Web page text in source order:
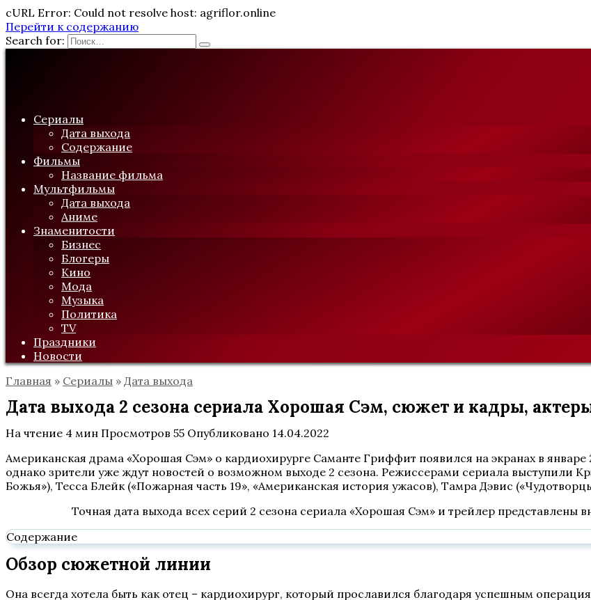
cURL Error: Could not resolve host: agriflor.online
Перейти к содержанию
Search for:
Сериалы
Дата выхода
Содержание
Фильмы
Название фильма
Мультфильмы
Дата выхода
Аниме
Знаменитости
Бизнес
Блогеры
Кино
Мода
Музыка
Политика
TV
Праздники
Новости
Главная » Сериалы » Дата выхода
Дата выхода 2 сезона сериала Хорошая Сэм, сюжет и кадры,
На чтение 4 мин Просмотров 55 Опубликовано 14.04.2022
Американская драма «Хорошая Сэм» о кардиохирурге Саманте Гриффит появился на экранах в
однако зрители уже ждут новостей о возможном выходе 2 сезона. Режиссерами сериала выступили
Божья»), Тесса Блейк («Пожарная часть 19», «Американская история ужасов), Тамра Дэвис
Точная дата выхода всех серий 2 сезона сериала «Хорошая Сэм» и трейлер представлены
Содержание
Обзор сюжетной линии
Она всегда хотела быть как отец – кардиохирург, который прославился благодаря успешным